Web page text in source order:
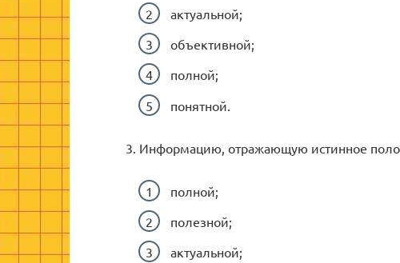
актуальной;
объективной;
полной;
понятной.
3. Информацию, отражающую истинное
полной;
полезной;
актуальной;